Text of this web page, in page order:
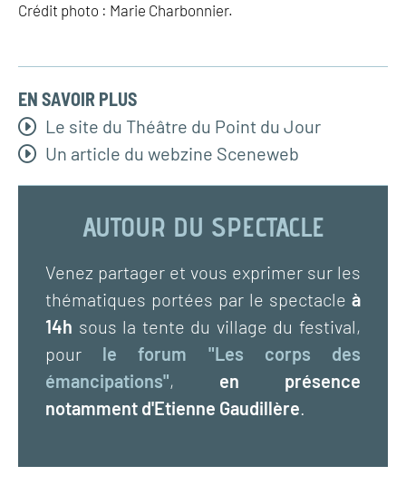
Crédit photo : Marie Charbonnier.
EN SAVOIR PLUS
Le site du Théâtre du Point du Jour
Un article du webzine Sceneweb
AUTOUR DU SPECTACLE
Venez partager et vous exprimer sur les
thématiques portées par le spectacle à
14h sous la tente du village du festival,
pour le forum "Les corps des
émancipations", en présence
notamment d'Etienne Gaudillère.